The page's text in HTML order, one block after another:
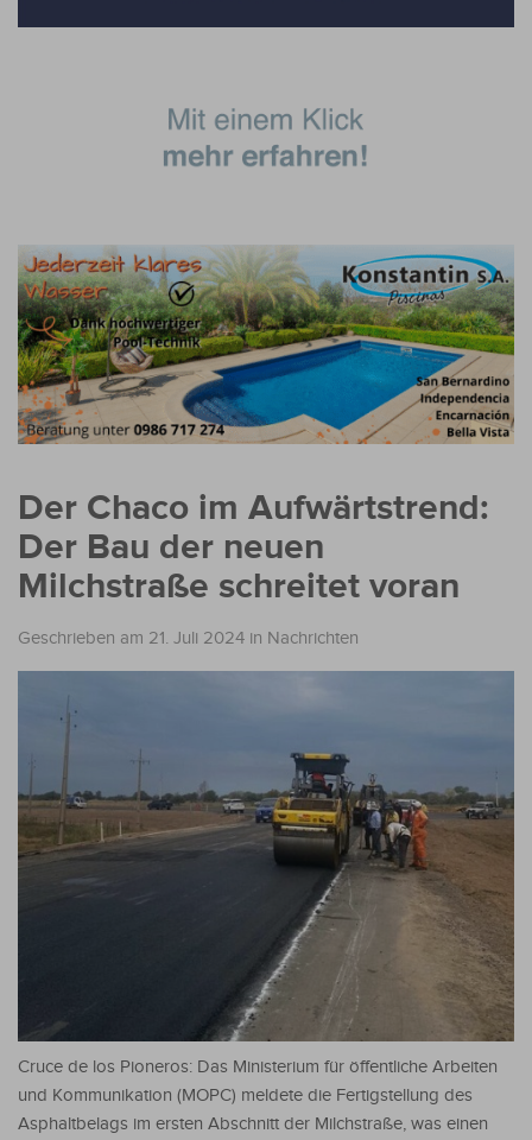
Der Chaco im Aufwärtstrend:
Der Bau der neuen
Milchstraße schreitet voran
Geschrieben am 21. Juli 2024 in Nachrichten
Cruce de los Pioneros: Das Ministerium für öffentliche Arbeiten
und Kommunikation (MOPC) meldete die Fertigstellung des
Asphaltbelags im ersten Abschnitt der Milchstraße, was einen